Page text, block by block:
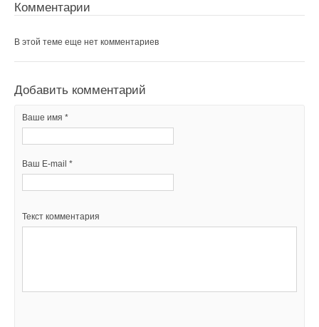
Комментарии
В этой теме еще нет комментариев
Добавить комментарий
Ваше имя *
Ваш E-mail *
Текст комментария